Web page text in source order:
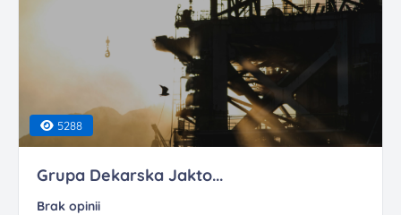
5288
Grupa Dekarska Jakto...
Brak opinii